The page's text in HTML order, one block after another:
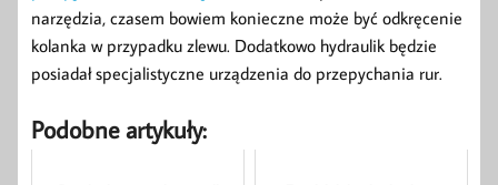
narzędzia, czasem bowiem konieczne może być odkręcenie
kolanka w przypadku zlewu. Dodatkowo hydraulik będzie
posiadał specjalistyczne urządzenia do przepychania rur.
Podobne artykuły: